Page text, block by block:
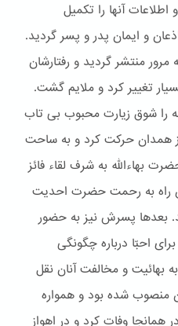
اطلاعات آنها را تکمیل
و ایمان پدر و پسر گردید.
مرور منتشر گردید و رفتارشان
تغییر کرد و ملایم گشت.
را شوق زیارت محبوب بی تاب
همدان حرکت کرد و به ساحت
بهاءالله به شرف لقاء فائز
راه به رحمت حضرت احدیت
بعدها پسرش نیز به حضور
احبّا درباره چگونگی
بهائیت و مخالفت آنان نقل
منصوب شده بود و همواره
همانجا وفات کرد و در اهواز